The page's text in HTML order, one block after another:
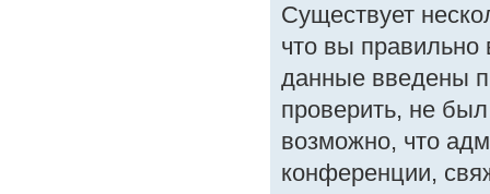
Существует
что вы правильно
данные введены
проверить, не
возможно, что
конференции,